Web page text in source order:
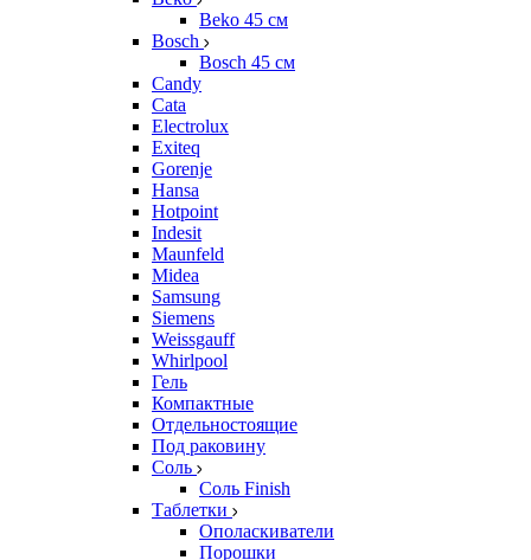
Beko 45 см
Bosch
Bosch 45 см
Candy
Cata
Electrolux
Exiteq
Gorenje
Hansa
Hotpoint
Indesit
Maunfeld
Midea
Samsung
Siemens
Weissgauff
Whirlpool
Гель
Компактные
Отдельностоящие
Под раковину
Соль
Соль Finish
Таблетки
Ополаскиватели
Порошки